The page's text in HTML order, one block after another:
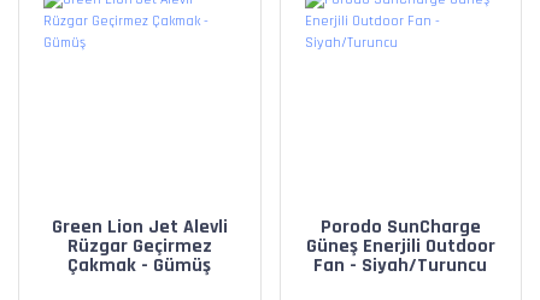
Green Lion Jet Alevli
Rüzgar Geçirmez
Çakmak - Gümüş
Porodo SunCharge
Güneş Enerjili Outdoor
Fan - Siyah/Turuncu